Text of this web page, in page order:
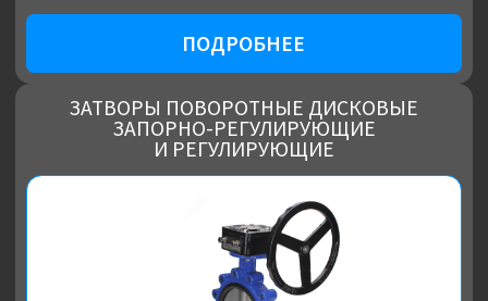
ПОДРОБНЕЕ
РЕГУЛИРУЮЩАЯ АРМАТУРА